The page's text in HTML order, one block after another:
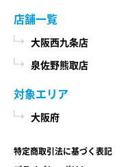
を利用しようと
るために、利用
定するための情
ユーザーからのお
に、お問い合わせ
報など当社がユ
するにあたって必
サービス利用状
は廃棄等を行います
さい。
第７条 修理保証につ
当社がおこなった
社所定の処理が完了
品)または3ヶ月以内
店舗一覧
大阪西九条店
泉佐野熊取店
対象エリア
大阪府
特定商取引法に基づく表記